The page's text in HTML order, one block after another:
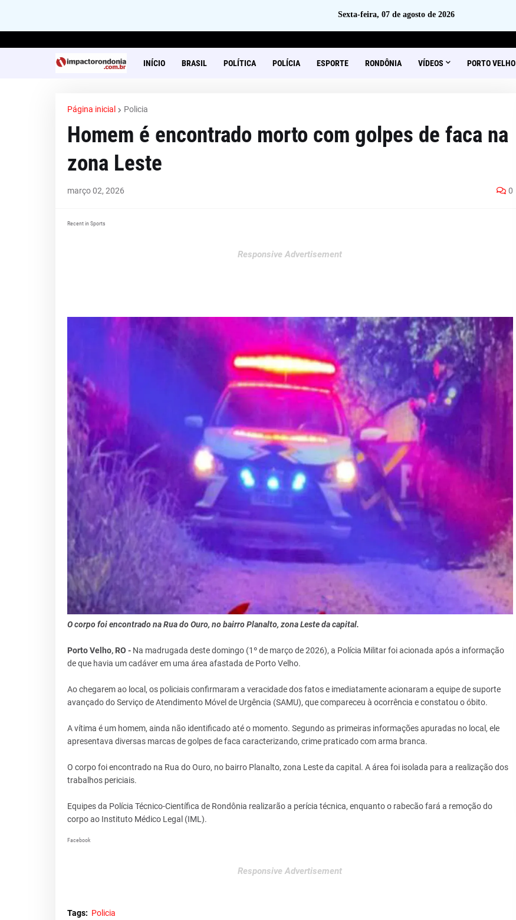
Sexta-feira, 07 de agosto de 2026
INÍCIO BRASIL POLÍTICA POLÍCIA ESPORTE RONDÔNIA VÍDEOS PORTO VELHO
Página inicial Policia
Homem é encontrado morto com golpes de faca na
zona Leste
março 02, 2026 0
Recent in Sports
Responsive Advertisement
O corpo foi encontrado na Rua do Ouro, no bairro Planalto, zona Leste da capital.
Porto Velho, RO - Na madrugada deste domingo (1º de março de 2026), a Polícia Militar foi acionada após a informação
de que havia um cadáver em uma área afastada de Porto Velho.
Ao chegarem ao local, os policiais confirmaram a veracidade dos fatos e imediatamente acionaram a equipe de suporte
avançado do Serviço de Atendimento Móvel de Urgência (SAMU), que compareceu à ocorrência e constatou o óbito.
A vítima é um homem, ainda não identificado até o momento. Segundo as primeiras informações apuradas no local, ele
apresentava diversas marcas de golpes de faca caracterizando, crime praticado com arma branca.
O corpo foi encontrado na Rua do Ouro, no bairro Planalto, zona Leste da capital. A área foi isolada para a realização dos
trabalhos periciais.
Equipes da Polícia Técnico-Científica de Rondônia realizarão a perícia técnica, enquanto o rabecão fará a remoção do
corpo ao Instituto Médico Legal (IML).
Facebook
Responsive Advertisement
Tags: Policia